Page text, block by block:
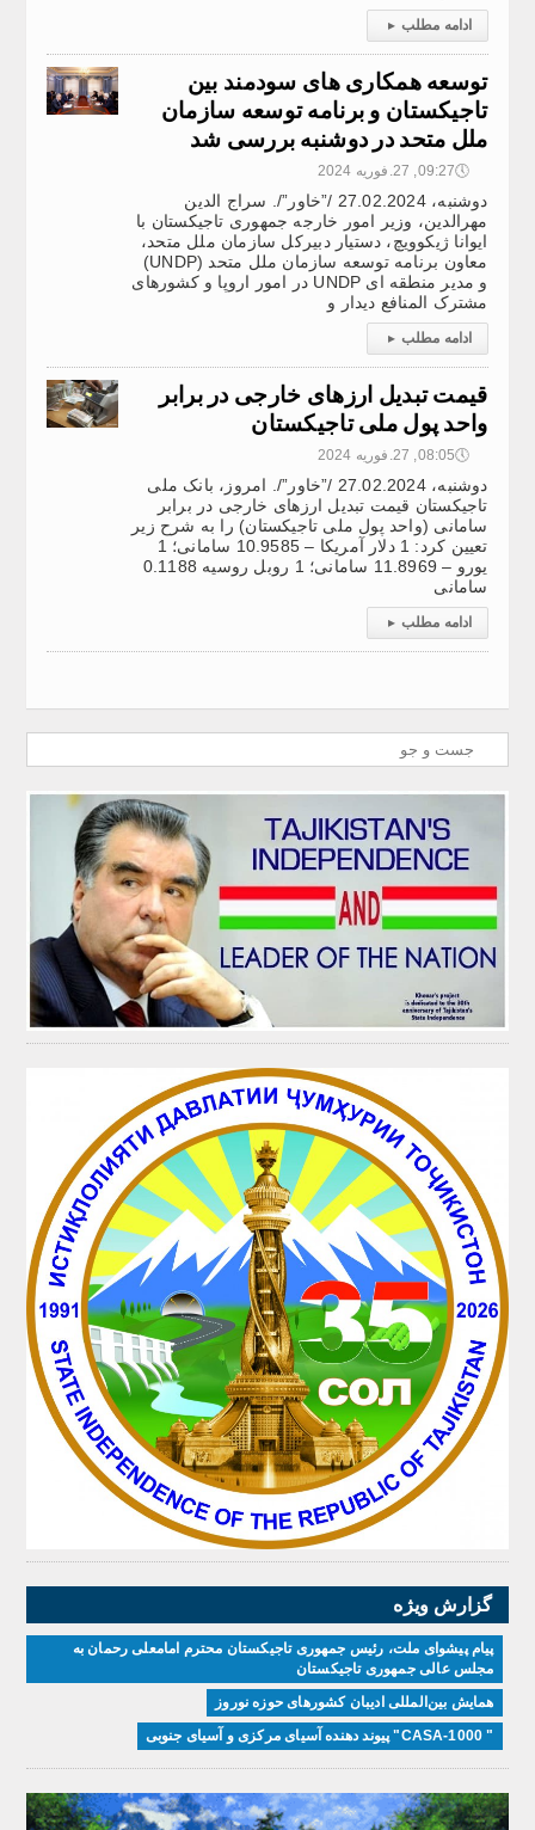
ادامه مطلب ▸
توسعه همکاری های سودمند بین
تاجیکستان و برنامه توسعه سازمان
ملل متحد در دوشنبه بررسی شد
🕔09:27, 27.فوریه 2024
دوشنبه، 27.02.2024 /”خاور”/. سراج الدین
مهرالدین، وزیر امور خارجه جمهوری تاجیکستان با
ایوانا ژیکوویچ، دستیار دبیرکل سازمان ملل متحد،
معاون برنامه توسعه سازمان ملل متحد (UNDP)
و مدیر منطقه ای UNDP در امور اروپا و کشورهای
مشترک المنافع دیدار و
ادامه مطلب ▸
قیمت تبدیل ارزهای خارجی در برابر
واحد پول ملی تاجیکستان
🕔08:05, 27.فوریه 2024
دوشنبه، 27.02.2024 /”خاور”/. امروز، بانک ملی
تاجیکستان قیمت تبدیل ارزهای خارجی در برابر
سامانی (واحد پول ملی تاجیکستان) را به شرح زیر
تعیین کرد: 1 دلار آمریکا – 10.9585 سامانی؛ 1
یورو – 11.8969 سامانی؛ 1 روبل روسیه 0.1188
سامانی
ادامه مطلب ▸
گزارش ویژه
پیام پیشوای ملت، رئیس جمهوری تاجیکستان محترم امامعلی رحمان به
مجلس عالی جمهوری تاجیکستان
همایش بین‌المللی ادیبان کشور‌های حوزه نوروز
" CASA-1000" پیوند دهنده آسیای مرکزی و آسیای جنوبی